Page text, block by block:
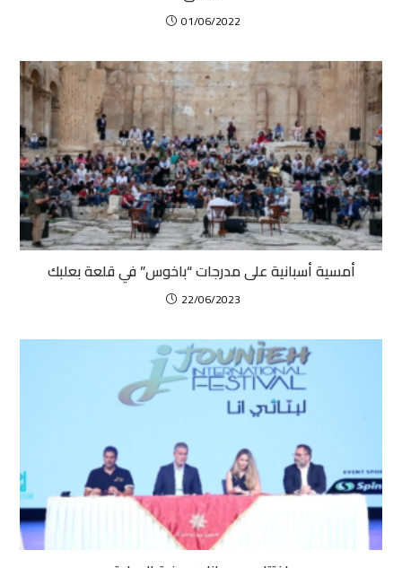
01/06/2022
أمسية أسبانية على مدرجات “باخوس” في قلعة بعلبك
22/06/2023